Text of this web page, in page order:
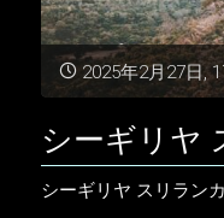
ラ
カ
2025年2月27日,
シーギリヤ
シーギリヤ スリラン